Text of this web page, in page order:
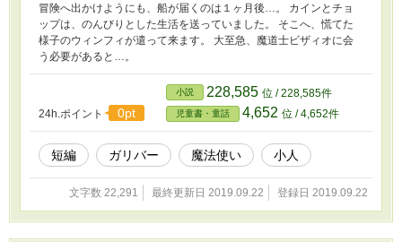
冒険へ出かけようにも、船が届くのは１ヶ月後…。 カインとチョ
ップは、のんびりとした生活を送っていました。 そこへ、慌てた
様子のウィンフィが遣って来ます。 大至急、魔道士ビザィオに会
う必要があると…。
24h.ポイント 0pt
小説 228,585 位 / 228,585件
児童書・童話 4,652 位 / 4,652件
短編 ガリバー 魔法使い 小人
文字数 22,291 最終更新日 2019.09.22 登録日 2019.09.22